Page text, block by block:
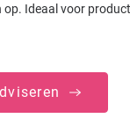
op. Ideaal voor